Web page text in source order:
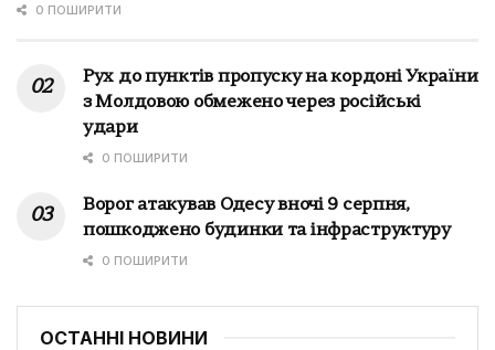
0 ПОШИРИТИ
Рух до пунктів пропуску на кордоні України
з Молдовою обмежено через російські
удари
0 ПОШИРИТИ
Ворог атакував Одесу вночі 9 серпня,
пошкоджено будинки та інфраструктуру
0 ПОШИРИТИ
ОСТАННІ НОВИНИ